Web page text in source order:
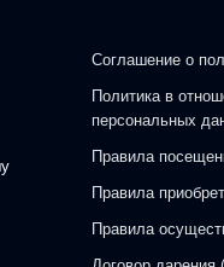
Соглашение о
Политика в
персональных
Правила
Правила
Правила